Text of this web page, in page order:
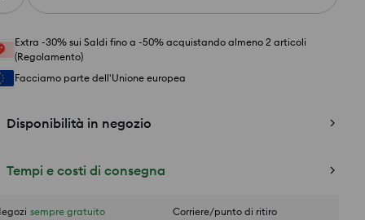
Extra -30% sui Saldi fino a -50% acquistando almeno 2 articoli
(Regolamento)
Facciamo parte dell'Unione europea
Disponibilità in negozio
Tempi e costi di consegna
sempre gratuito Corriere/punto di ritiro